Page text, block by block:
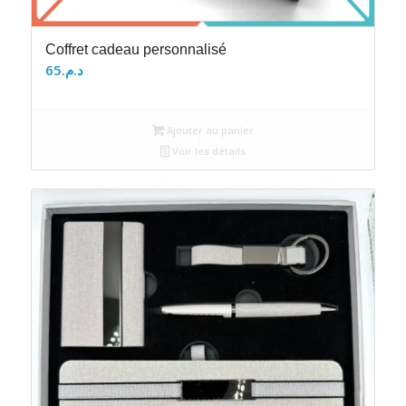
Coffret cadeau personnalisé
د.م.65
Ajouter au panier
Voir les détails